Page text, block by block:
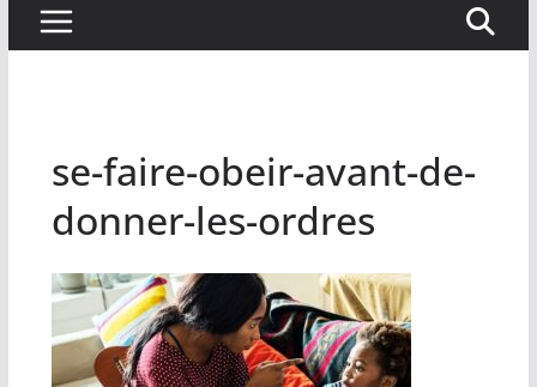
se-faire-obeir-avant-de-
donner-les-ordres